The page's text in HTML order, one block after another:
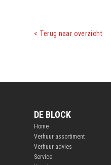
Terug naar overzicht
DE BLOCK
Home
Verhuur assortiment
Verhuur advies
Service